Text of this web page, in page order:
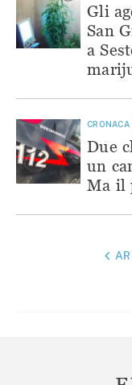
Gli
San
a
CRONACA
Due
un
Ma il